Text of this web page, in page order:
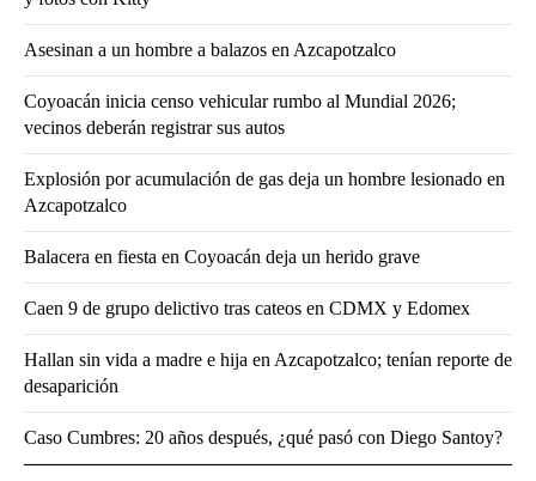
Asesinan a un hombre a balazos en Azcapotzalco
Coyoacán inicia censo vehicular rumbo al Mundial 2026;
vecinos deberán registrar sus autos
Explosión por acumulación de gas deja un hombre lesionado en
Azcapotzalco
Balacera en fiesta en Coyoacán deja un herido grave
Caen 9 de grupo delictivo tras cateos en CDMX y Edomex
Hallan sin vida a madre e hija en Azcapotzalco; tenían reporte de
desaparición
Caso Cumbres: 20 años después, ¿qué pasó con Diego Santoy?